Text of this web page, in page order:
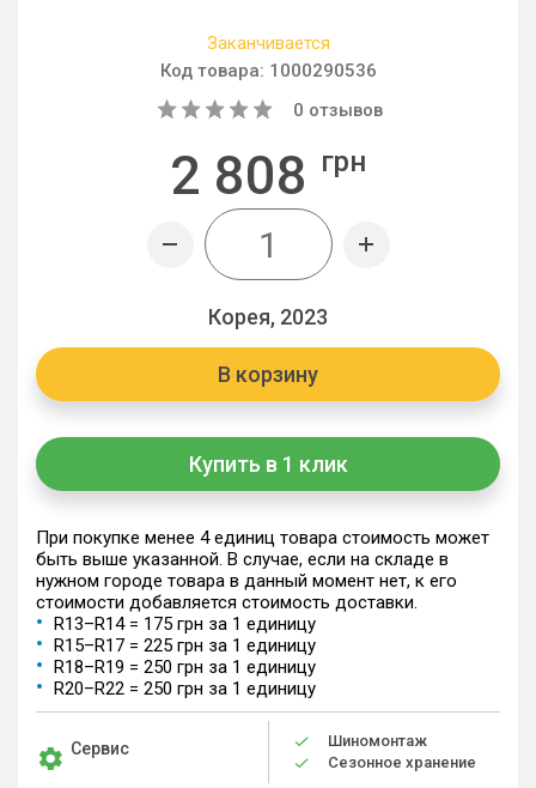
Заканчивается
Код товара: 1000290536
0 отзывов
2 808 грн
Корея, 2023
В корзину
Купить в 1 клик
При покупке менее 4 единиц товара стоимость может
быть выше указанной. В случае, если на складе в
нужном городе товара в данный момент нет, к его
стоимости добавляется стоимость доставки.
R13–R14 = 175 грн за 1 единицу
R15–R17 = 225 грн за 1 единицу
R18–R19 = 250 грн за 1 единицу
R20–R22 = 250 грн за 1 единицу
Сервис
Шиномонтаж
Сезонное хранение